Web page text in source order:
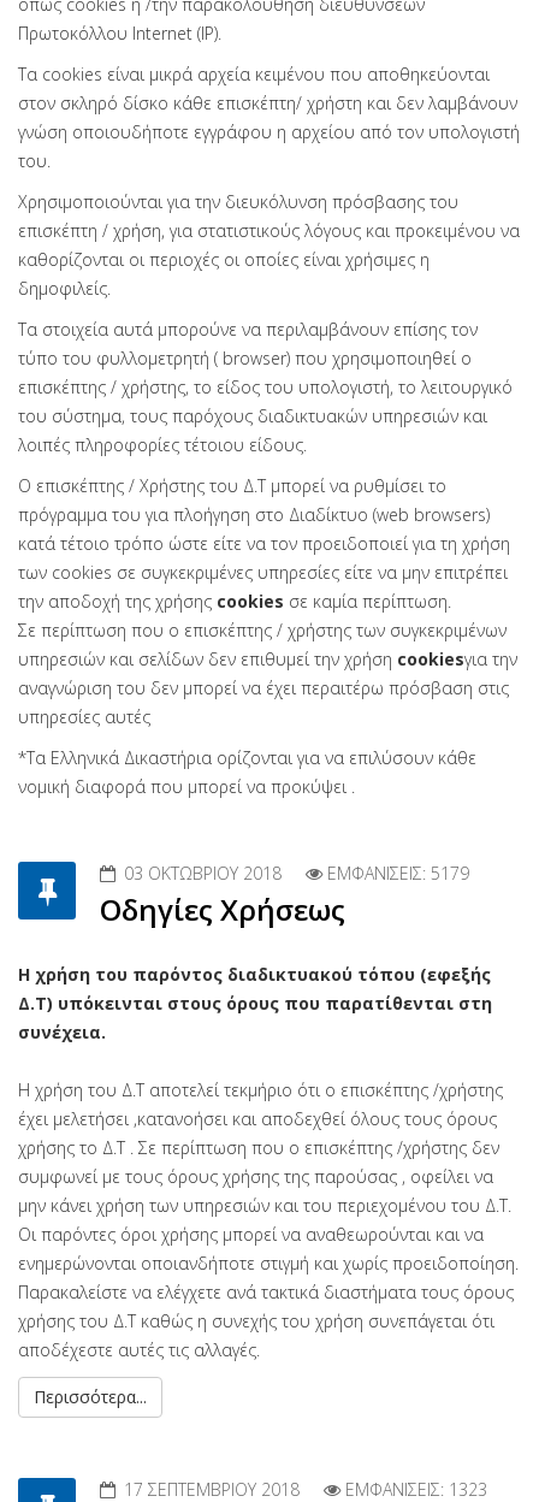
Πρωτοκόλλου Internet (IP).
Τα cookies είναι μικρά αρχεία κειμένου που αποθηκεύονται
στον σκληρό δίσκο κάθε επισκέπτη/ χρήστη και δεν λαμβάνουν
γνώση οποιουδήποτε εγγράφου η αρχείου από τον υπολογιστή
του.
Χρησιμοποιούνται για την διευκόλυνση πρόσβασης του
επισκέπτη / χρήση, για στατιστικούς λόγους και προκειμένου να
καθορίζονται οι περιοχές οι οποίες είναι χρήσιμες η
δημοφιλείς.
Τα στοιχεία αυτά μπορούνε να περιλαμβάνουν επίσης τον
τύπο του φυλλομετρητή ( browser) που χρησιμοποιηθεί ο
επισκέπτης / χρήστης, το είδος του υπολογιστή, το λειτουργικό
του σύστημα, τους παρόχους διαδικτυακών υπηρεσιών και
λοιπές πληροφορίες τέτοιου είδους.
Ο επισκέπτης / Χρήστης του Δ.Τ μπορεί να ρυθμίσει το
πρόγραμμα του για πλοήγηση στο Διαδίκτυο (web browsers)
κατά τέτοιο τρόπο ώστε είτε να τον προειδοποιεί για τη χρήση
των cookies σε συγκεκριμένες υπηρεσίες είτε να μην επιτρέπει
την αποδοχή της χρήσης cookies σε καμία περίπτωση.
Σε περίπτωση που ο επισκέπτης / χρήστης των συγκεκριμένων
υπηρεσιών και σελίδων δεν επιθυμεί την χρήση cookiesγια την
αναγνώριση του δεν μπορεί να έχει περαιτέρω πρόσβαση στις
υπηρεσίες αυτές
*Τα Ελληνικά Δικαστήρια ορίζονται για να επιλύσουν κάθε
νομική διαφορά που μπορεί να προκύψει .
03 ΟΚΤΩΒΡΊΟΥ 2018 ΕΜΦΑΝΊΣΕΙΣ: 5179
Οδηγίες Χρήσεως
Η χρήση του παρόντος διαδικτυακού τόπου (εφεξής
Δ.Τ) υπόκεινται στους όρους που παρατίθενται στη
συνέχεια.
Η χρήση του Δ.Τ αποτελεί τεκμήριο ότι ο επισκέπτης /χρήστης
έχει μελετήσει ,κατανοήσει και αποδεχθεί όλους τους όρους
χρήσης το Δ.Τ . Σε περίπτωση που ο επισκέπτης /χρήστης δεν
συμφωνεί με τους όρους χρήσης της παρούσας , οφείλει να
μην κάνει χρήση των υπηρεσιών και του περιεχομένου του Δ.Τ.
Οι παρόντες όροι χρήσης μπορεί να αναθεωρούνται και να
ενημερώνονται οποιανδήποτε στιγμή και χωρίς προειδοποίηση.
Παρακαλείστε να ελέγχετε ανά τακτικά διαστήματα τους όρους
χρήσης του Δ.Τ καθώς η συνεχής του χρήση συνεπάγεται ότι
αποδέχεστε αυτές τις αλλαγές.
Περισσότερα...
17 ΣΕΠΤΕΜΒΡΊΟΥ 2018 ΕΜΦΑΝΊΣΕΙΣ: 1323